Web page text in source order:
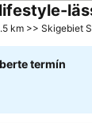
km >> Skigebiet
termín